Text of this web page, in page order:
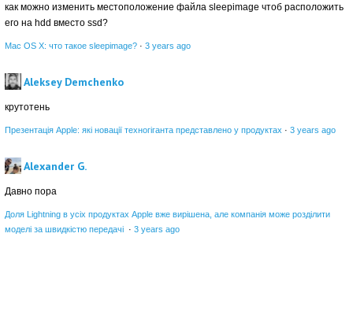
как можно изменить местоположение файла sleepimage чтоб расположить
его на hdd вместо ssd?
Mac OS X: что такое sleepimage? · 3 years ago
Aleksey Demchenko
крутотень
Презентація Apple: які новації техногіганта представлено у продуктах · 3 years ago
Alexander G.
Давно пора
Доля Lightning в усіх продуктах Apple вже вирішена, але компанія може розділити
моделі за швидкістю передачі · 3 years ago